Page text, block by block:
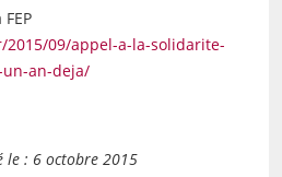
09/appel-a-la-solidarite-
an-deja/
le : 6 octobre 2015